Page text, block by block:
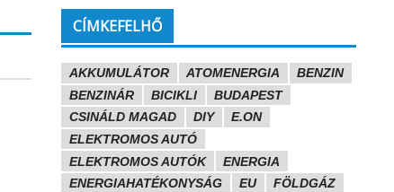
CÍMKEFELHŐ
AKKUMULÁTOR ATOMENERGIA
BENZIN
BENZINÁR
BICIKLI
BUDAPEST
CSINÁLD MAGAD
DIY
E.ON
ELEKTROMOS AUTÓ
ELEKTROMOS AUTÓK
ENERGIA
ENERGIAHATÉKONYSÁG
EU
FÖLDGÁZ